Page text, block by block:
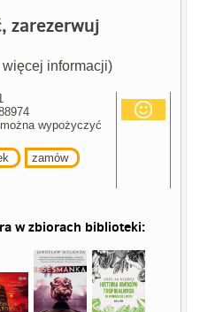
zarezerwuj
informacji)
można wypożyczyć
zamów
w zbiorach biblioteki: